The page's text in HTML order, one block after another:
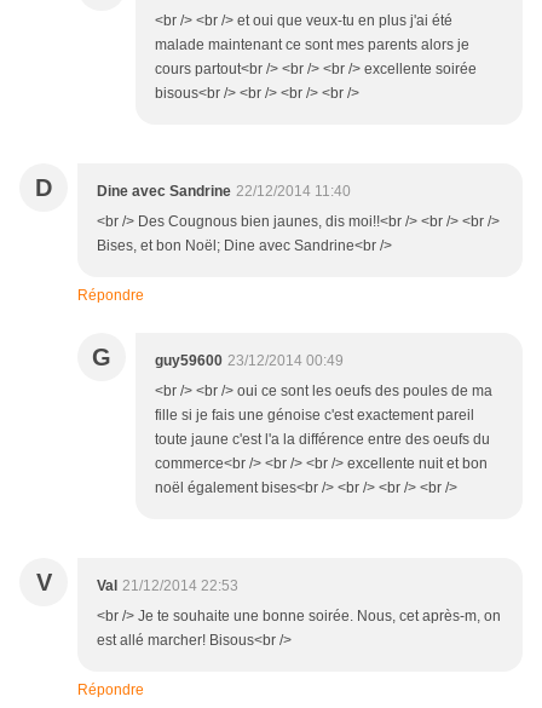
<br /> <br /> et oui que veux-tu en plus j'ai été
malade maintenant ce sont mes parents alors je
cours partout<br /> <br /> <br /> excellente soirée
bisous<br /> <br /> <br /> <br />
D Dine avec Sandrine 22/12/2014 11:40
<br /> Des Cougnous bien jaunes, dis moi!!<br /> <br /> <br />
Bises, et bon Noël; Dine avec Sandrine<br />
Répondre
G guy59600 23/12/2014 00:49
<br /> <br /> oui ce sont les oeufs des poules de ma
fille si je fais une génoise c'est exactement pareil
toute jaune c'est l'a la différence entre des oeufs du
commerce<br /> <br /> <br /> excellente nuit et bon
noël également bises<br /> <br /> <br /> <br />
V Val 21/12/2014 22:53
<br /> Je te souhaite une bonne soirée. Nous, cet après-m, on
est allé marcher! Bisous<br />
Répondre